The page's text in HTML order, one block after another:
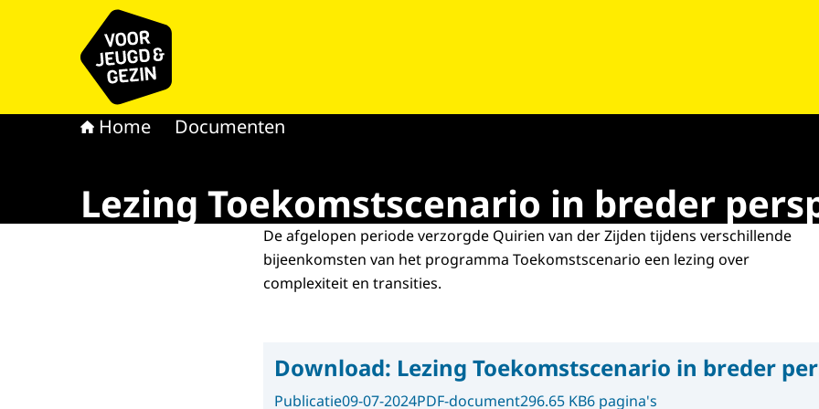
Naar de homepage van voor Jeugd & Gezin
Home Documenten
Lezing Toekomstscenario in breder
De afgelopen periode verzorgde Quirien van der Zijden tijdens verschillende
bijeenkomsten van het programma Toekomstscenario een lezing over
complexiteit en transities.
Download: Lezing Toekomstscenario in breder
Publicatie09-07-2024PDF-document296.65 KB6 pagina's